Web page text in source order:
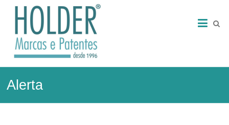
HOLDER
–
Marcas
e
Patentes
Marcas
Alerta